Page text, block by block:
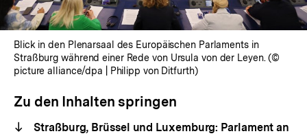
Blick in den Plenarsaal des Europäischen Parlaments in
Straßburg während einer Rede von Ursula von der Leyen. (©
picture alliance/dpa | Philipp von Ditfurth)
Zu den Inhalten springen
Straßburg, Brüssel und Luxemburg: Parlament an